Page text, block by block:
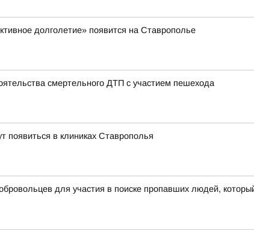
долголетие» появится на Ставрополье
смертельного ДТП с участием пешехода
появиться в клиниках Ставрополья
для участия в поиске пропавших людей,